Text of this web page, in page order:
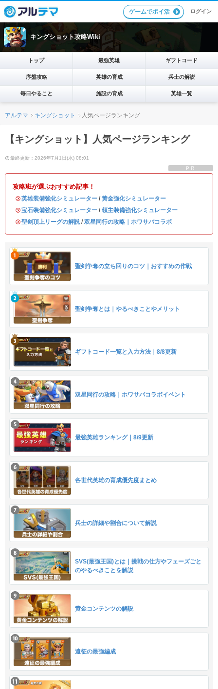
ゲームでポイ活 ログイン
キングショット攻略Wiki
トップ 最強英雄 ギフトコード
序盤攻略 英雄の育成 兵士の解説
毎日やること 施設の育成 英雄一覧
アルテマ キングショット 人気ページランキング
【キングショット】人気ページランキング
最終更新：2026年7月1日(水) 08:01
PR
攻略班が選ぶおすすめ記事！
・英雄装備強化シミュレーター / 黄金強化シミュレーター
・宝石装備強化シミュレーター / 領主装備強化シミュレーター
・聖剣頂上リーグの解説 / 双星同行の攻略｜ホワサバコラボ
聖剣争奪の立ち回りのコツ｜おすすめの作戦
聖剣争奪とは｜やるべきことやメリット
ギフトコード一覧と入力方法｜8/8更新
双星同行の攻略｜ホワサバコラボイベント
最強英雄ランキング｜8/9更新
各世代英雄の育成優先度まとめ
兵士の詳細や割合について解説
SVS(最強王国)とは｜挑戦の仕方やフェーズごと
のやるべきことを解説
黄金コンテンツの解説
遠征の最強編成